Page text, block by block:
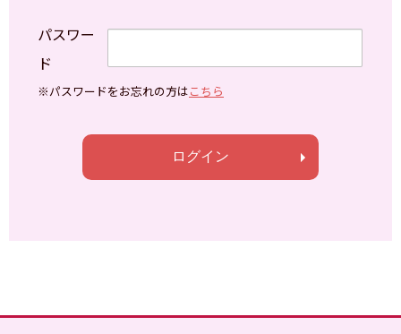
登録料・年会費は無料です。
ただし、インターネット接続に関わるプロバイダ
契約料・電話料金や、携帯電話からアクセスする
負担になります。
から「退会」をクリックしていただき、手続きを
パスワー
ド
※パスワードをお忘れの方はこちら
ログイン